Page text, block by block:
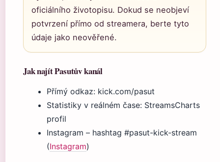
oficiálního životopisu. Dokud se neobjeví
potvrzení přímo od streamera, berte tyto
údaje jako neověřené.
Jak najít Pasutův kanál
Přímý odkaz: kick.com/pasut
Statistiky v reálném čase: StreamsCharts
profil
Instagram – hashtag #pasut-kick-stream
(Instagram)